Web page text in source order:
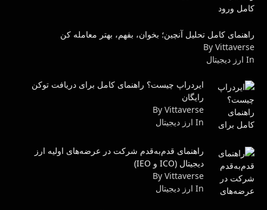
راهنمای کامل تحلیل آنچین؛ بخوان، بفهم، بهتر معامله کن
By Vittaverse
In ارز دیجیتال
ایردراپ چیست؟ راهنمای کامل برای دریافت توکن
رایگان
By Vittaverse
In ارز دیجیتال
راهنمای قدم‌به‌قدم شرکت در عرضه‌های اولیه ارز
دیجیتال (ICO و IEO)
By Vittaverse
In ارز دیجیتال